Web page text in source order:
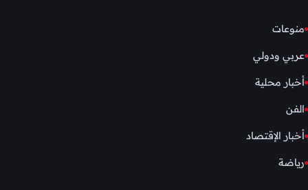
منوعات
عربي ودولي
أخبار محلية
الفن
أخبار الإقتصاد
رياضة